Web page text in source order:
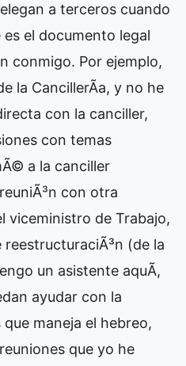
a terceros cuando
es el documento legal
conmigo. Por ejemplo,
la CancillerÃ­a, y no he
con la canciller,
con temas
a la canciller
con otra
viceministro de Trabajo,
(de la
un asistente aquÃ­,
ayudar con la
maneja el hebreo,
que yo he